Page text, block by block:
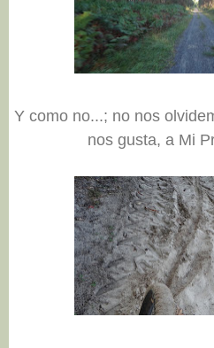
Y como no...; no nos
nos gusta, a Mi